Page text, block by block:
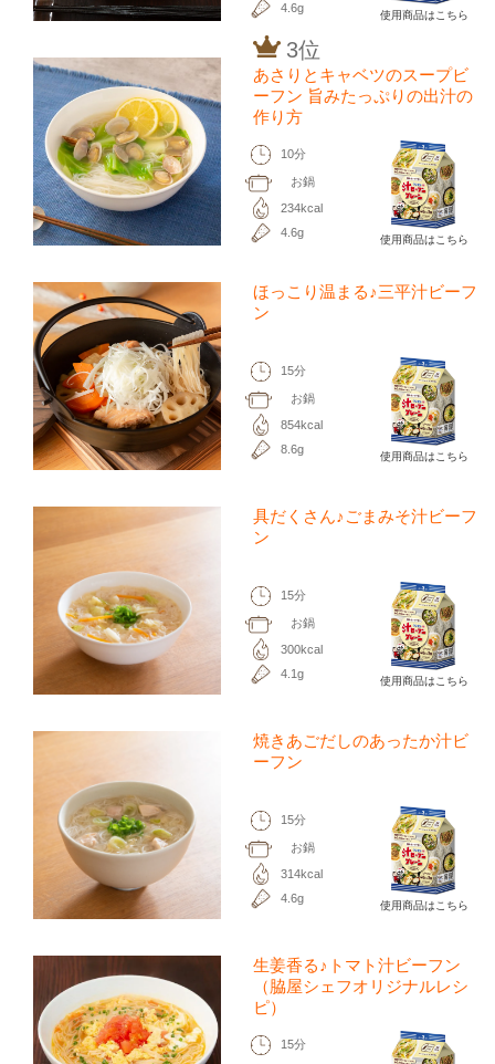
4.6g
使用商品はこちら
3位
あさりとキャベツのスープビ
ーフン 旨みたっぷりの出汁の
作り方
10分
お鍋
234kcal
4.6g
使用商品はこちら
ほっこり温まる♪三平汁ビーフ
ン
15分
お鍋
854kcal
8.6g
使用商品はこちら
具だくさん♪ごまみそ汁ビーフ
ン
15分
お鍋
300kcal
4.1g
使用商品はこちら
焼きあごだしのあったか汁ビ
ーフン
15分
お鍋
314kcal
4.6g
使用商品はこちら
生姜香る♪トマト汁ビーフン
（脇屋シェフオリジナルレシ
ピ）
15分